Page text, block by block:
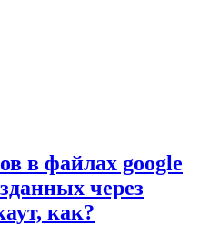
в файлах google
через
как?